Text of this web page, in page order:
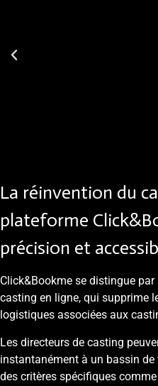
La réinvention du
plateforme
précision et
Click&Bookme se distingue
casting en ligne, qui supprime
logistiques associées aux
Les directeurs de casting
instantanément à un bassin
des critères spécifiques